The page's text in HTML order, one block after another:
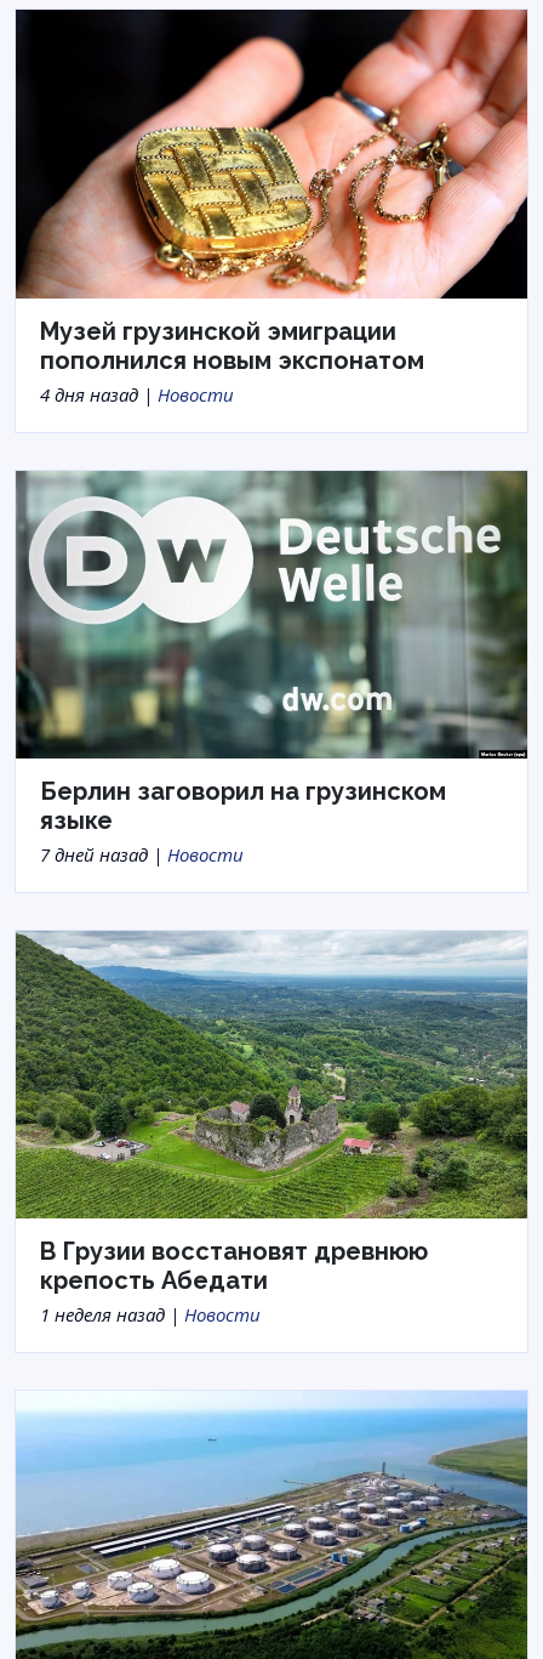
Музей грузинской эмиграции
пополнился новым экспонатом
4 дня назад | Новости
Берлин заговорил на грузинском
языке
7 дней назад | Новости
В Грузии восстановят древнюю
крепость Абедати
1 неделя назад | Новости